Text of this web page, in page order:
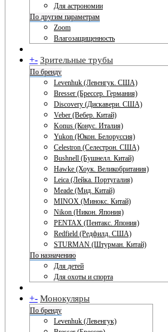
Для астрономии
По другим параметрам
Zoom
Влагозащищенность
+- Зрительные трубы
По бренду
Levenhuk (Левенгук. США)
Bresser (Брессер. Германия)
Discovery (Дискавери. США)
Veber (Вебер. Китай)
Konus (Конус. Италия)
Yukon (Юкон. Белоруссия)
Celestron (Селестрон. США)
Bushnell (Бушнелл. Китай)
Hawke (Хоук. Великобритания)
Leica (Лейка. Португалия)
Meade (Мид. Китай)
MINOX (Минокс. Китай)
Nikon (Никон. Япония)
PENTAX (Пентакс. Япония)
Redfield (Редфилд. США)
STURMAN (Штурман. Китай)
По назначению
Для детей
Для охоты и спорта
+- Монокуляры
По бренду
Levenhuk (Левенгук)